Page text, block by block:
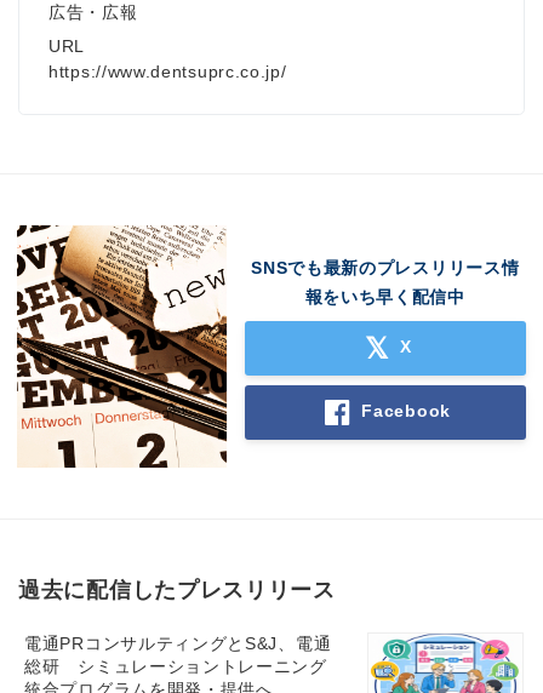
広告・広報
URL
https://www.dentsuprc.co.jp/
SNSでも最新のプレスリリース情
報をいち早く配信中
X
Facebook
過去に配信したプレスリリース
電通PRコンサルティングとS&J、電通
総研 シミュレーショントレーニング